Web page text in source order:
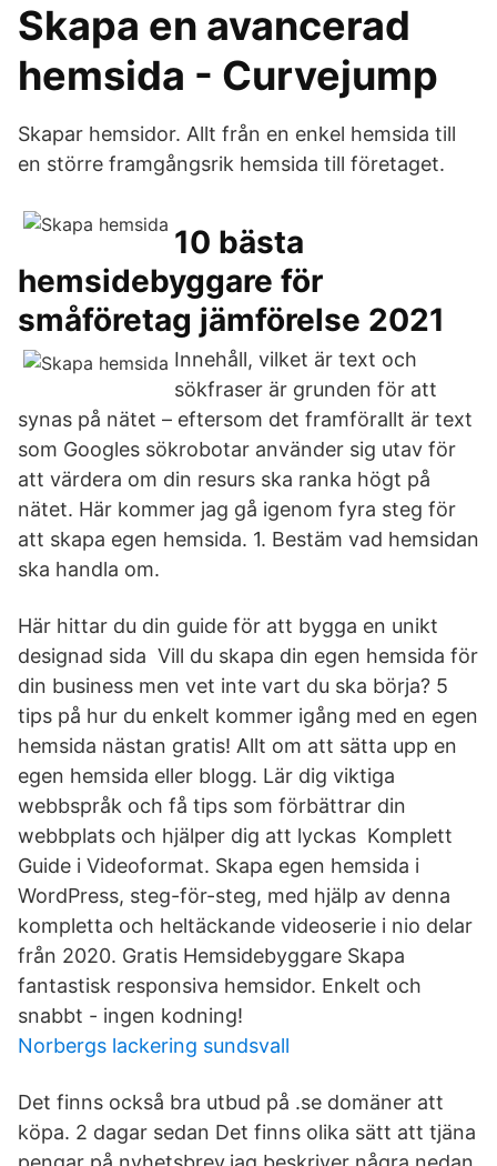
Skapa en avancerad
hemsida - Curvejump
Skapar hemsidor. Allt från en enkel hemsida till
en större framgångsrik hemsida till företaget.
10 bästa
hemsidebyggare för
småföretag jämförelse 2021
Innehåll, vilket är text och
sökfraser är grunden för att
synas på nätet – eftersom det framförallt är text
som Googles sökrobotar använder sig utav för
att värdera om din resurs ska ranka högt på
nätet. Här kommer jag gå igenom fyra steg för
att skapa egen hemsida. 1. Bestäm vad hemsidan
ska handla om.
Här hittar du din guide för att bygga en unikt
designad sida Vill du skapa din egen hemsida för
din business men vet inte vart du ska börja? 5
tips på hur du enkelt kommer igång med en egen
hemsida nästan gratis! Allt om att sätta upp en
egen hemsida eller blogg. Lär dig viktiga
webbspråk och få tips som förbättrar din
webbplats och hjälper dig att lyckas Komplett
Guide i Videoformat. Skapa egen hemsida i
WordPress, steg-för-steg, med hjälp av denna
kompletta och heltäckande videoserie i nio delar
från 2020. Gratis Hemsidebyggare Skapa
fantastisk responsiva hemsidor. Enkelt och
snabbt - ingen kodning!
Norbergs lackering sundsvall
Det finns också bra utbud på .se domäner att
köpa. 2 dagar sedan Det finns olika sätt att tjäna